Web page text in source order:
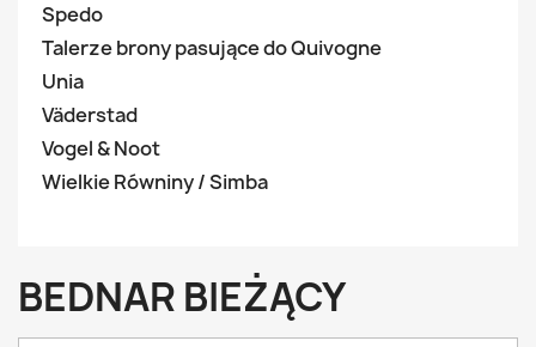
Spedo
Talerze brony pasujące do Quivogne
Unia
Väderstad
Vogel & Noot
Wielkie Równiny / Simba
BEDNAR BIEŻĄCY